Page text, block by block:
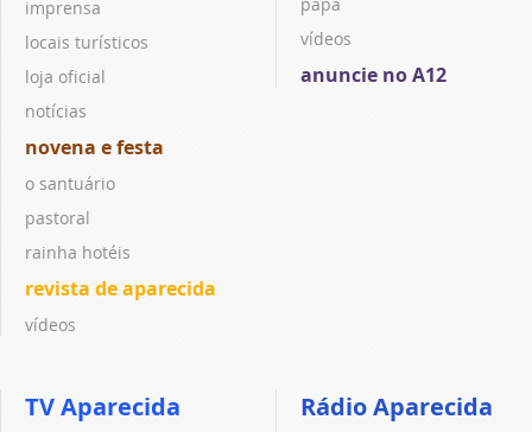
imprensa
locais turísticos
loja oficial
notícias
novena e festa
o santuário
pastoral
rainha hotéis
revista de aparecida
vídeos
vídeos
anuncie no A12
TV Aparecida Rádio Aparecida